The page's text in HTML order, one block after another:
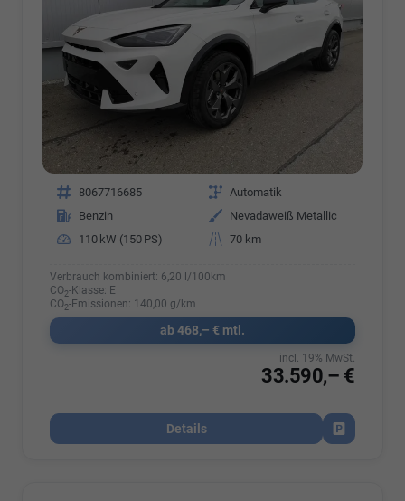
Fahrzeugnr. 8067716685 Getriebe Automatik
Kraftstoff
Benzin Außenfarbe
Nevadaweiß Metallic
Leistung
110 kW (150 PS) Kilometerstand 70 km
Verbrauch kombiniert: 6,20 l/100km
CO2-Klasse: E
CO2-Emissionen: 140,00 g/km
ab 468,– € mtl.
33.590,– €
incl. 19% MwSt.
Details
Fahrzeug